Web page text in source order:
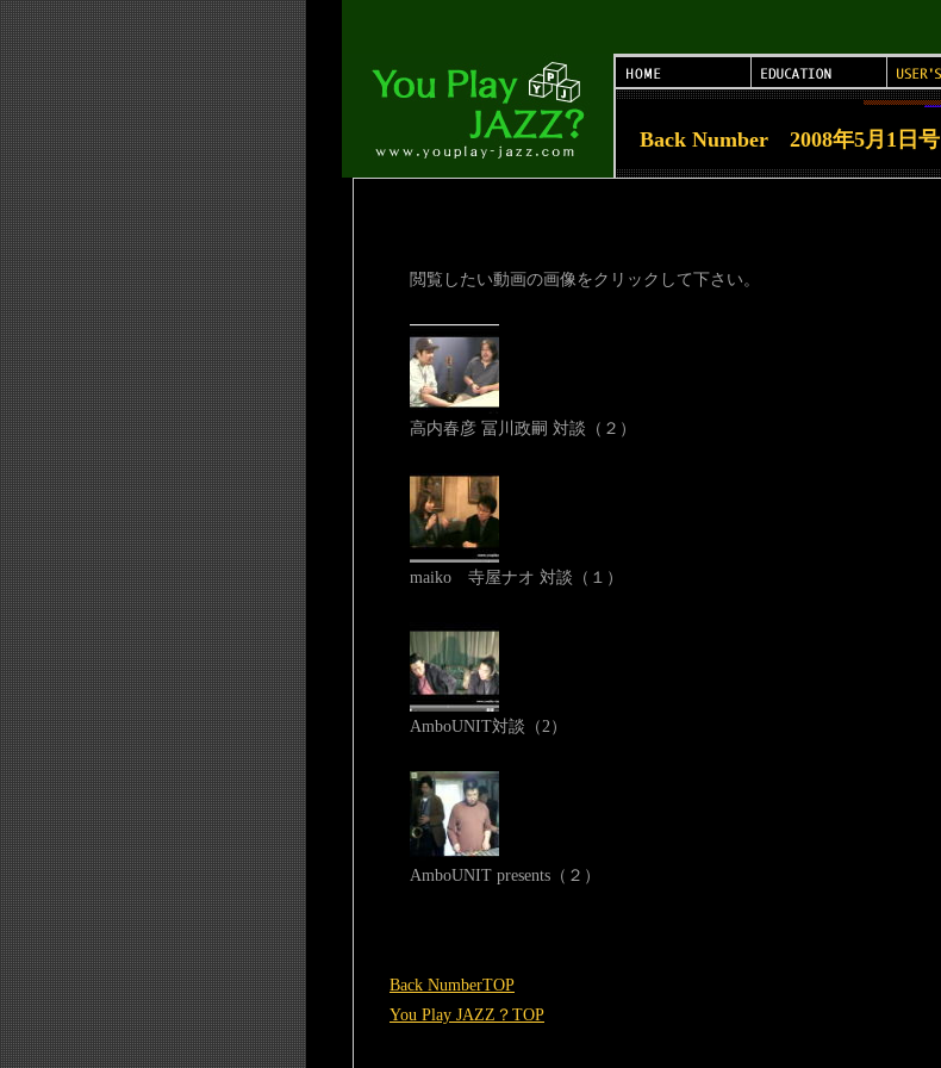
Back Number 2008年5月1日号
閲覧したい動画の画像をクリックして下さい。
高内春彦 冨川政嗣 対談（２）
maiko 寺屋ナオ 対談（１）
AmboUNIT対談（2）
AmboUNIT presents（２）
Back NumberTOP
You Play JAZZ？TOP